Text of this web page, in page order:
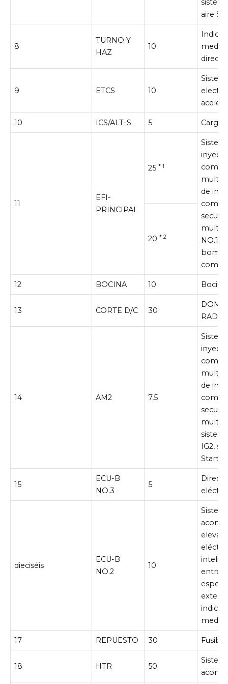
aire
8
TURNO Y
HAZ
10
9 ETCS 10
10 ICS/ALT-S 5
11
EFI-
PRINCIPAL
25* 1
de
NO.1,
20* 2
12 BOCINA 10 Bocina
13 CORTE D/C 30
RADIO
14 AM2 7,5
de
IG2,
Start
15
ECU-B
NO.3
5
dieciséis
ECU-B
NO.2
10
17 REPUESTO 30
18 HTR 50